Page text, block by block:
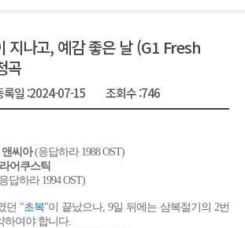
지나고, 예감 좋은 날 (G1 Fresh
곡
록일 :2024-07-15 조회수 :746
앤씨아(응답하라 1988 OST)
어쿠스틱
답하라 1994 OST)
던 "초복"이 끝났으나, 9일 뒤에는 삼복절기의 2번
하여야 합니다.